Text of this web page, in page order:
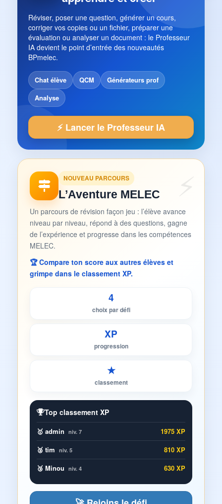
Réviser, poser une question, générer un cours,
corriger vos copies ou un fichier, préparer une
évaluation ou analyser un document : le Professeur
IA devient le point d’entrée des nouveautés
BPmelec.
Chat élève QCM
Générateurs prof
Analyse
⚡ Lancer le Professeur IA
NOUVEAU PARCOURS
L’Aventure MELEC
Un parcours de révision façon jeu : l’élève avance
niveau par niveau, répond à des questions, gagne
de l’expérience et progresse dans les compétences
MELEC.
🏆 Compare ton score aux autres élèves et
grimpe dans le classement XP.
4
choix par défi
XP
progression
★
classement
Top classement XP
🥇 admin niv. 7
1975 XP
🥈 tim niv. 5
810 XP
🥉 Minou niv. 4 630 XP